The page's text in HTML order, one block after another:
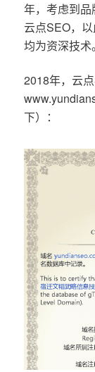
年，考虑到品
云点SEO，
均为资深技术。
2018年，云点
下）：